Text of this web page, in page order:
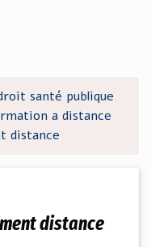
santé publique
a distance
distance
distance